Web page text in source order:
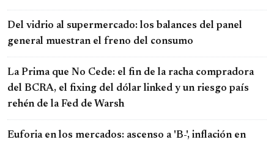
Del vidrio al supermercado: los balances del panel
general muestran el freno del consumo
La Prima que No Cede: el fin de la racha compradora
del BCRA, el fixing del dólar linked y un riesgo país
rehén de la Fed de Warsh
Euforia en los mercados: ascenso a 'B-', inflación en